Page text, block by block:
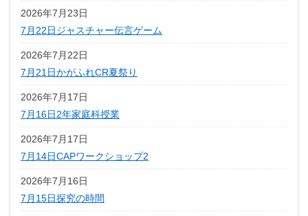
2026年7月23日
7月22日ジャスチャー伝言ゲーム
2026年7月22日
7月21日かがふれCR夏祭り
2026年7月17日
7月16日2年家庭科授業
2026年7月17日
7月14日CAPワークショップ2
2026年7月16日
7月15日探究の時間